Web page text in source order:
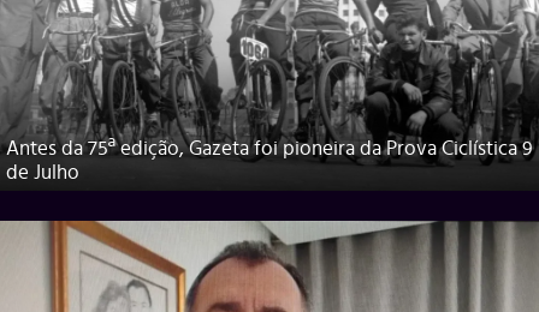
Antes da 75ª edição, Gazeta foi pioneira da Prova Ciclística 9
de Julho